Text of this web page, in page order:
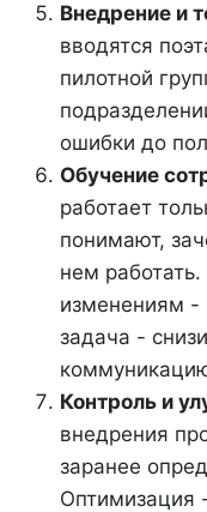
Внедрение и
вводятся
пилотной
ошибки до
Обучение
работает
понимают,
нем
изменениям -
задача -
Контроль и
внедрения
заранее
Оптимизация